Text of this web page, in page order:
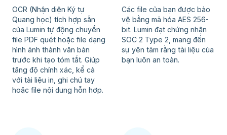
OCR (Nhận diện Ký tự
Quang học) tích hợp sẵn
của Lumin tự động chuyển
file PDF quét hoặc file dạng
hình ảnh thành văn bản
trước khi tạo tóm tắt. Giúp
tăng độ chính xác, kể cả
với tài liệu in, ghi chú tay
hoặc file nội dung hỗn hợp.
Các file của bạn được bảo
vệ bằng mã hóa AES 256-
bit. Lumin đạt chứng nhận
SOC 2 Type 2, mang đến
sự yên tâm rằng tài liệu của
bạn luôn an toàn.